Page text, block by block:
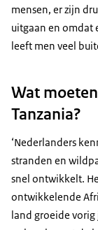
mensen, er zijn
uitgaan en omdat
leeft men veel
Wat
Tanzania?
‘Nederlanders
stranden en
snel ontwikkelt.
ontwikkelende
land groeide